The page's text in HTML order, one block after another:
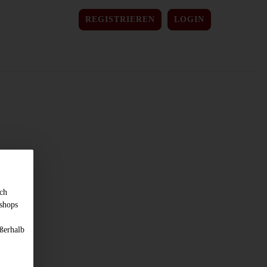
REGISTRIEREN LOGIN